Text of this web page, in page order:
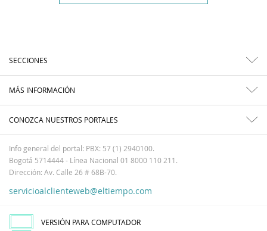
SECCIONES
MÁS INFORMACIÓN
CONOZCA NUESTROS PORTALES
Info general del portal: PBX: 57 (1) 2940100.
Bogotá 5714444 - Línea Nacional 01 8000 110 211.
Dirección: Av. Calle 26 # 68B-70.
servicioalclienteweb@eltiempo.com
VERSIÓN PARA COMPUTADOR